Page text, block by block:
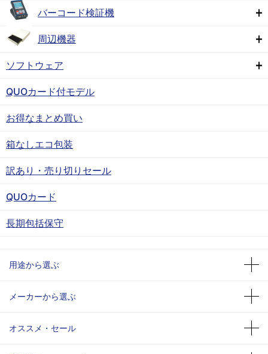
バーコード検証機
周辺機器
ソフトウェア
QUOカード付モデル
お得なまとめ買い
箱なしエコ包装
訳あり・売り切りセール
QUOカード
長期包括保守
用途から選ぶ
メーカーから選ぶ
オススメ・セール